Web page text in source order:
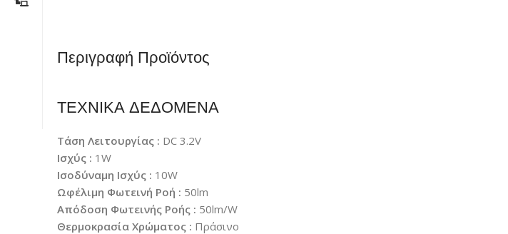
Περιγραφή Προϊόντος
ΤΕΧΝΙΚΑ ΔΕΔΟΜΕΝΑ
Τάση Λειτουργίας : DC 3.2V
Ισχύς : 1W
Ισοδύναμη Ισχύς : 10W
Ωφέλιμη Φωτεινή Ροή : 50lm
Απόδοση Φωτεινής Ροής : 50lm/W
Θερμοκρασία Χρώματος : Πράσινο